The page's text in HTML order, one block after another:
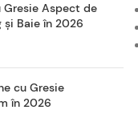
Aspect de
Baie în 2026
cu Gresie
în 2026